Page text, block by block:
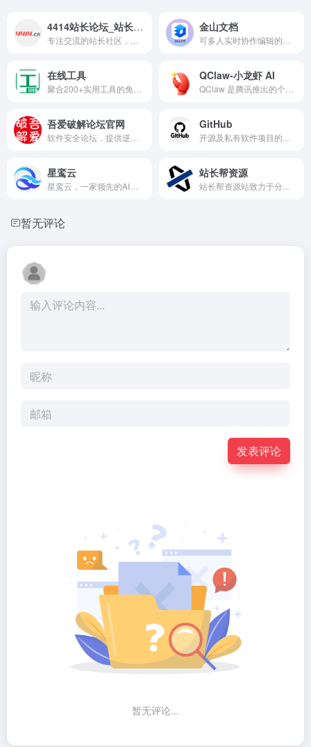
4414站长论坛_站长交易论坛_站长社区 金山文档
在线工具 QClaw-小龙虾 AI
吾爱破解论坛官网 GitHub
星鸾云 站长帮资源
暂无评论
发表评论
暂无评论...